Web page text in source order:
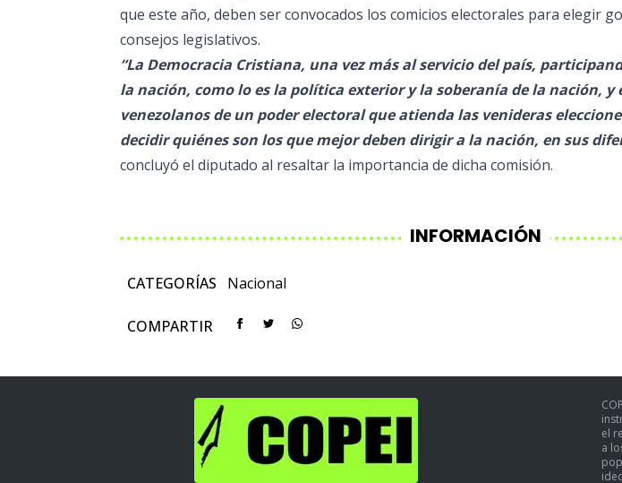
que este año, deben ser convocados los comicios electorales para elegir
consejos legislativos.
“La Democracia Cristiana, una vez más al servicio del país,
la nación, como lo es la política exterior y la soberanía de la nación, y
venezolanos de un poder electoral que atienda las venideras
decidir quiénes son los que mejor deben dirigir a la nación, en sus
concluyó el diputado al resaltar la importancia de dicha comisión.
INFORMACIÓN
CATEGORÍAS Nacional
COMPARTIR
el
a